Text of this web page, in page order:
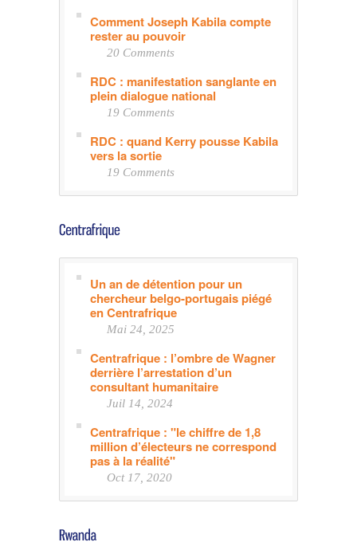
Comment Joseph Kabila compte
rester au pouvoir
20 Comments
RDC : manifestation sanglante en
plein dialogue national
19 Comments
RDC : quand Kerry pousse Kabila
vers la sortie
19 Comments
Un an de détention pour un
chercheur belgo-portugais piégé
en Centrafrique
Mai 24, 2025
Centrafrique : l’ombre de Wagner
derrière l’arrestation d’un
consultant humanitaire
Juil 14, 2024
Centrafrique : "le chiffre de 1,8
million d’électeurs ne correspond
pas à la réalité"
Oct 17, 2020